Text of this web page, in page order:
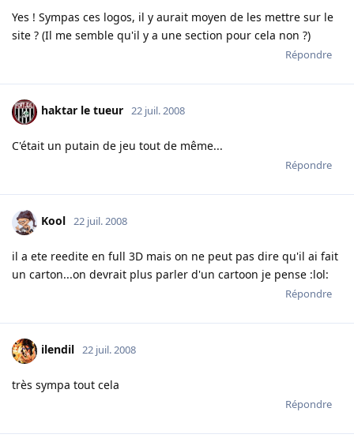
Yes ! Sympas ces logos, il y aurait moyen de les mettre sur le
site ? (Il me semble qu'il y a une section pour cela non ?)
Répondre
haktar le tueur 22 juil. 2008
C'était un putain de jeu tout de même...
Répondre
Kool 22 juil. 2008
il a ete reedite en full 3D mais on ne peut pas dire qu'il ai fait
un carton...on devrait plus parler d'un cartoon je pense :lol:
Répondre
ilendil 22 juil. 2008
très sympa tout cela
Répondre